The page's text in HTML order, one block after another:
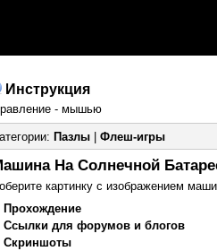
Инструкция
- мышью
Пазлы| Флеш-игры
На Солнечной
картинку с изображением
Прохождение
Ссылки для форумов и блогов
Скриншоты